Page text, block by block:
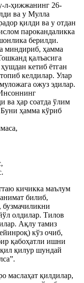
л-ҳижжанинг 26-
ва у Мулла
қилди ва у отдан
парокандаликка
берилди.
миндириб, ҳамма
қалъасига
кетиб ётган
келдилар. Улар
ожуз эдилар.
ва ҳар соатда ўлим
ҳамма кўриб
кичикка маълум
билиб,
олдилар. Тилов
Ақлу тамиз
кўз очиб,
қабоҳатли ишни
қилур шундай
маслаҳат қилдилар,